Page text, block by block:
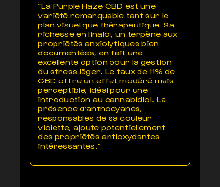
“La Purple Haze CBD est une
variété remarquable tant sur le
plan visuel que thérapeutique. Sa
richesse en linalol, un terpène aux
propriétés anxiolytiques bien
documentées, en fait une
excellente option pour la gestion
du stress léger. Le taux de 11% de
CBD offre un effet modéré mais
perceptible, idéal pour une
introduction au cannabidiol. La
présence d’anthocyanes,
responsables de sa couleur
violette, ajoute potentiellement
des propriétés antioxydantes
intéressantes.”